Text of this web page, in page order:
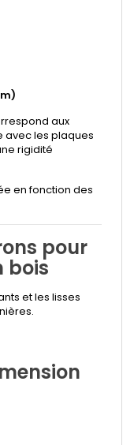
aux
avec les plaques
rigidité
en fonction des
pour
bois
et les lisses